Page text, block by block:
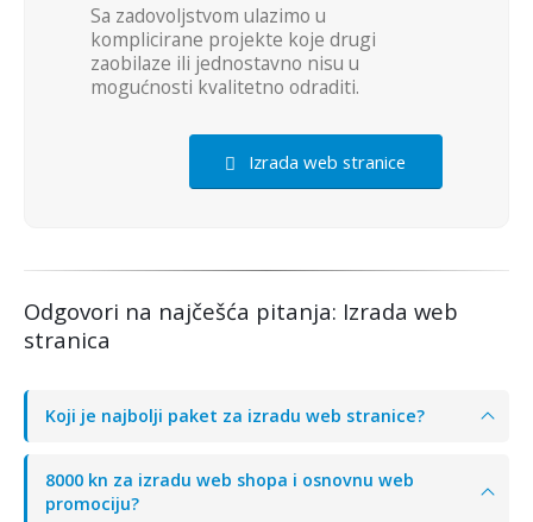
Sa zadovoljstvom ulazimo u
komplicirane projekte koje drugi
zaobilaze ili jednostavno nisu u
mogućnosti kvalitetno odraditi.
Izrada web stranice
Odgovori na najčešća pitanja: Izrada web
stranica
Koji je najbolji paket za izradu web stranice?
8000 kn za izradu web shopa i osnovnu web
promociju?